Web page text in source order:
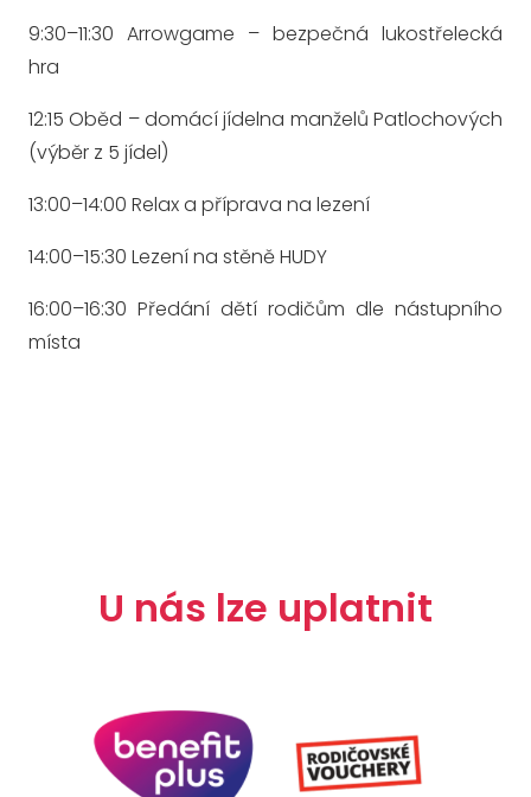
9:30–11:30 Arrowgame – bezpečná lukostřelecká
hra
12:15 Oběd – domácí jídelna manželů Patlochových
(výběr z 5 jídel)
13:00–14:00 Relax a příprava na lezení
14:00–15:30 Lezení na stěně HUDY
16:00–16:30 Předání dětí rodičům dle nástupního
místa
U nás lze uplatnit